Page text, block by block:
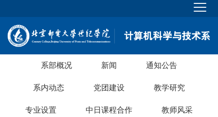
系部概况 新闻 通知公告
系内动态 党团建设 教学研究
专业设置 中日课程合作 教师风采